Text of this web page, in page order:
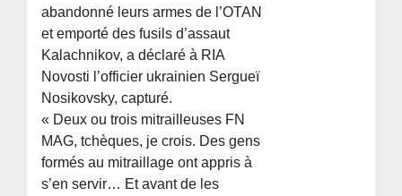
abandonné leurs armes de l’OTAN
et emporté des fusils d’assaut
Kalachnikov, a déclaré à RIA
Novosti l’officier ukrainien Sergueï
Nosikovsky, capturé.
« Deux ou trois mitrailleuses FN
MAG, tchèques, je crois. Des gens
formés au mitraillage ont appris à
s’en servir… Et avant de les